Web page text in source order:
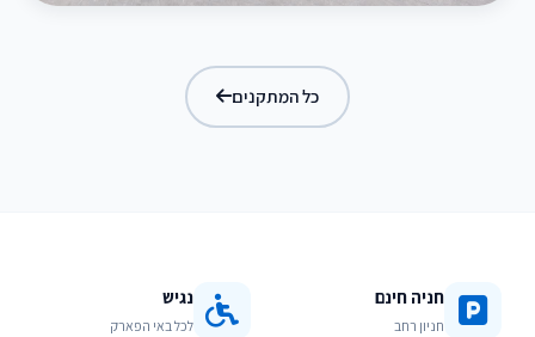
כל המתקנים
חניה חינם
חניון רחב
נגיש
לכל באי הפארק